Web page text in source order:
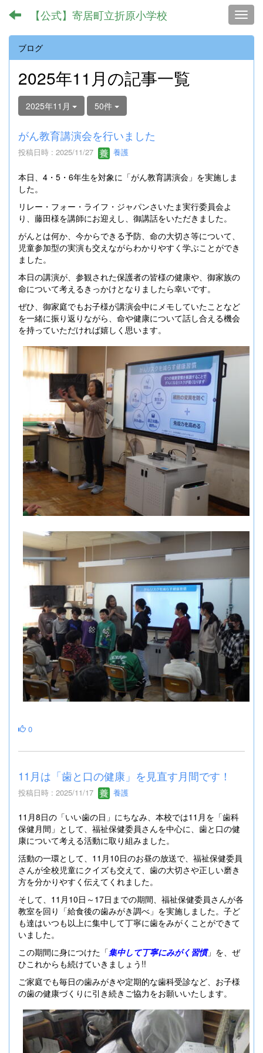
【公式】寄居町立折原小学校
ブログ
2025年11月の記事一覧
2025年11月 50件
がん教育講演会を行いました
投稿日時 : 2025/11/27 養護
本日、4・5・6年生を対象に「がん教育講演会」を実施しま
した。
リレー・フォー・ライフ・ジャパンさいたま実行委員会よ
り、藤田様を講師にお迎えし、御講話をいただきました。
がんとは何か、今からできる予防、命の大切さ等について、
児童参加型の実演も交えながらわかりやすく学ぶことができ
ました。
本日の講演が、参観された保護者の皆様の健康や、御家族の
命について考えるきっかけとなりましたら幸いです。
ぜひ、御家庭でもお子様が講演会中にメモしていたことなど
を一緒に振り返りながら、命や健康について話し合える機会
を持っていただければ嬉しく思います。
0
11月は「歯と口の健康」を見直す月間です！
投稿日時 : 2025/11/17 養護
11月8日の「いい歯の日」にちなみ、本校では11月を「歯科
保健月間」として、福祉保健委員さんを中心に、歯と口の健
康について考える活動に取り組みました。
活動の一環として、11月10日のお昼の放送で、福祉保健委員
さんが全校児童にクイズも交えて、歯の大切さや正しい磨き
方を分かりやすく伝えてくれました。
そして、11月10日～17日までの期間、福祉保健委員さんが各
教室を回り「給食後の歯みがき調べ」を実施しました。子ど
も達はいつも以上に集中して丁寧に歯をみがくことができて
いました。
この期間に身につけた「集中して丁寧にみがく習慣」を、ぜ
ひこれからも続けていきましょう!!
ご家庭でも毎日の歯みがきや定期的な歯科受診など、お子様
の歯の健康づくりに引き続きご協力をお願いいたします。